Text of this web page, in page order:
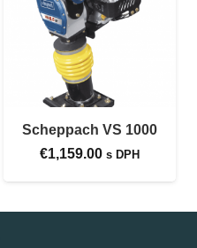
Scheppach VS 1000
€1,159.00 s DPH